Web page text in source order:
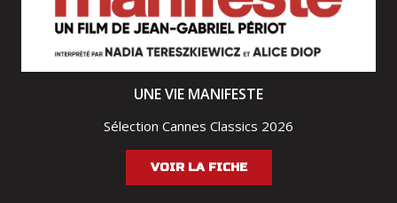
UNE VIE MANIFESTE
Sélection Cannes Classics 2026
VOIR LA FICHE